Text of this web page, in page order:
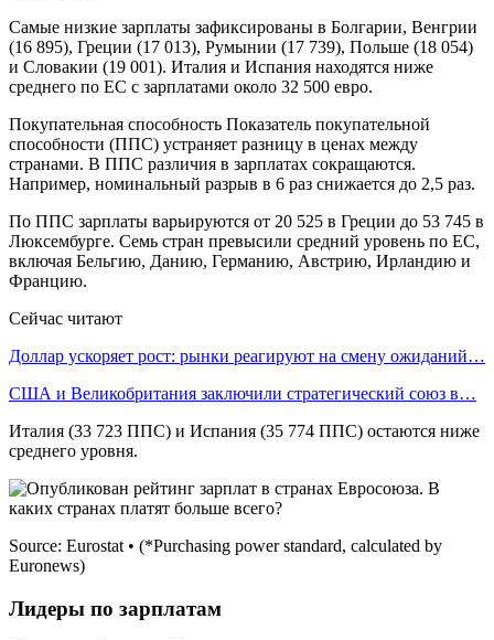
Самые низкие зарплаты зафиксированы в Болгарии, Венгрии
(16 895), Греции (17 013), Румынии (17 739), Польше (18 054)
и Словакии (19 001). Италия и Испания находятся ниже
среднего по ЕС с зарплатами около 32 500 евро.
Покупательная способность Показатель покупательной
способности (ППС) устраняет разницу в ценах между
странами. В ППС различия в зарплатах сокращаются.
Например, номинальный разрыв в 6 раз снижается до 2,5 раз.
По ППС зарплаты варьируются от 20 525 в Греции до 53 745 в
Люксембурге. Семь стран превысили средний уровень по ЕС,
включая Бельгию, Данию, Германию, Австрию, Ирландию и
Францию.
Сейчас читают
Доллар ускоряет рост: рынки реагируют на смену ожиданий…
США и Великобритания заключили стратегический союз в…
Италия (33 723 ППС) и Испания (35 774 ППС) остаются ниже
среднего уровня.
Source: Eurostat • (*Purchasing power standard, calculated by
Euronews)
Лидеры по зарплатам